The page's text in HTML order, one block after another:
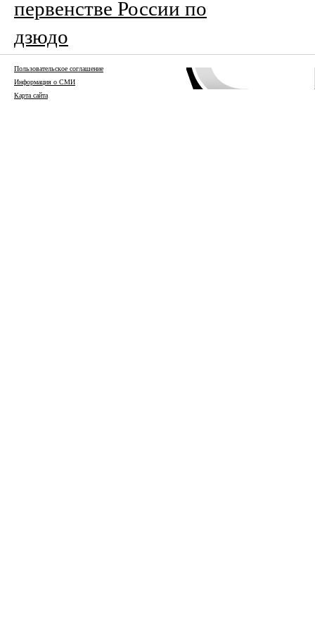
первенстве России по
дзюдо
Пользовательское соглашение
Информация о СМИ
Карта сайта